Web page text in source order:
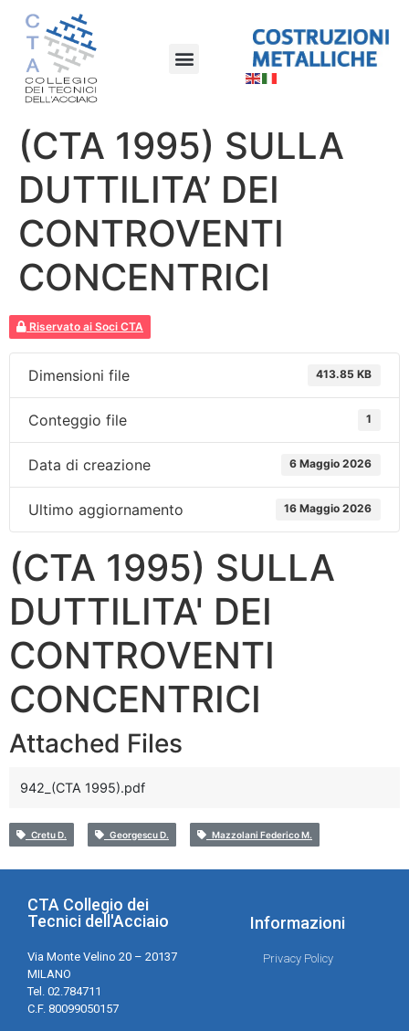
(CTA 1995) SULLA
DUTTILITA’ DEI
CONTROVENTI
CONCENTRICI
Riservato ai Soci CTA
Dimensioni file 413.85 KB
Conteggio file 1
Data di creazione 6 Maggio 2026
Ultimo aggiornamento 16 Maggio 2026
(CTA 1995) SULLA
DUTTILITA' DEI
CONTROVENTI
CONCENTRICI
Attached Files
942_(CTA 1995).pdf
Cretu D. Georgescu D. Mazzolani Federico M.
CTA Collegio dei
Tecnici dell'Acciaio
Via Monte Velino 20 – 20137
MILANO
Tel. 02.784711
C.F. 80099050157
Informazioni
Privacy Policy